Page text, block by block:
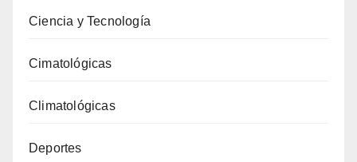
Ciencia y Tecnología
Cimatológicas
Climatológicas
Deportes